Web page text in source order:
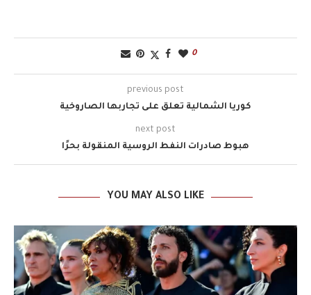
0
previous post
كوريا الشمالية تعلق على تجاربها الصاروخية
next post
هبوط صادرات النفط الروسية المنقولة بحرًا
YOU MAY ALSO LIKE